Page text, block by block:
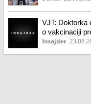
VJT: Doktorka
o vakcinaciji
Insajder